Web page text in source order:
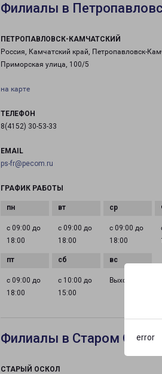
error
Филиалы в
ПЕТРОПАВЛОВСК-КАМЧАТСКИЙ
Россия, Камчатский край, Петропавловск-
Приморская улица, 100/5
на карте
ТЕЛЕФОН
8(4152) 30-53-33
EMAIL
ps-fr@pecom.ru
ГРАФИК РАБОТЫ
с 09:00 до
18:00
с 09:00 до
18:00
с 09:00 до
18:00
с 09:00 до
18:00
с 10:00 до
15:00
Выходной
Филиалы в Старом Осколе
СТАРЫЙ ОСКОЛ